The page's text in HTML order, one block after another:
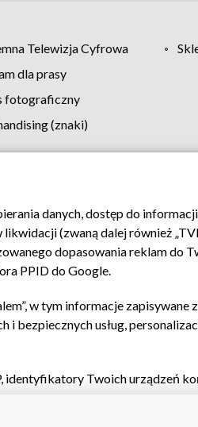
Telewizja Cyfrowa
dla prasy
fotograficzny
(znaki)
reklamy Kontakt
danych, dostęp do
(zwaną dalej również
dopasowania reklam do
PPID do Google.
w tym informacje zapisywane
bezpiecznych usług,
identyfikatory Twoich urządzeń
podstawowych reklam,